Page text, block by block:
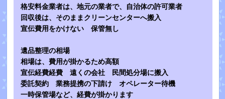
格安料金業者は、地元の業者で、自治体の許可業者
回収後は、そのままクリーンセンターへ搬入
宣伝費用をかけない 保管無し
遺品整理の相場
相場は、費用が掛かるため高額
宣伝経費経費 遠くの会社 民間処分場に搬入
委託契約 業務提携の下請け オペレーター待機
一時保管場など、経費が掛かります